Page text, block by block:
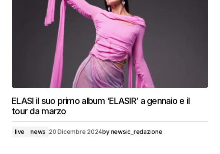
ELASI il suo primo album ‘ELASIR’ a gennaio e il
tour da marzo
live news 20 Dicembre 2024by newsic_redazione